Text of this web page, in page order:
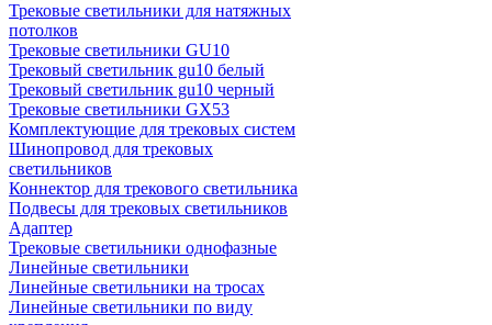
Трековые светильники для натяжных
потолков
Трековые светильники GU10
Трековый светильник gu10 белый
Трековый светильник gu10 черный
Трековые светильники GX53
Комплектующие для трековых систем
Шинопровод для трековых
светильников
Коннектор для трекового светильника
Подвесы для трековых светильников
Адаптер
Трековые светильники однофазные
Линейные светильники
Линейные светильники на тросах
Линейные светильники по виду